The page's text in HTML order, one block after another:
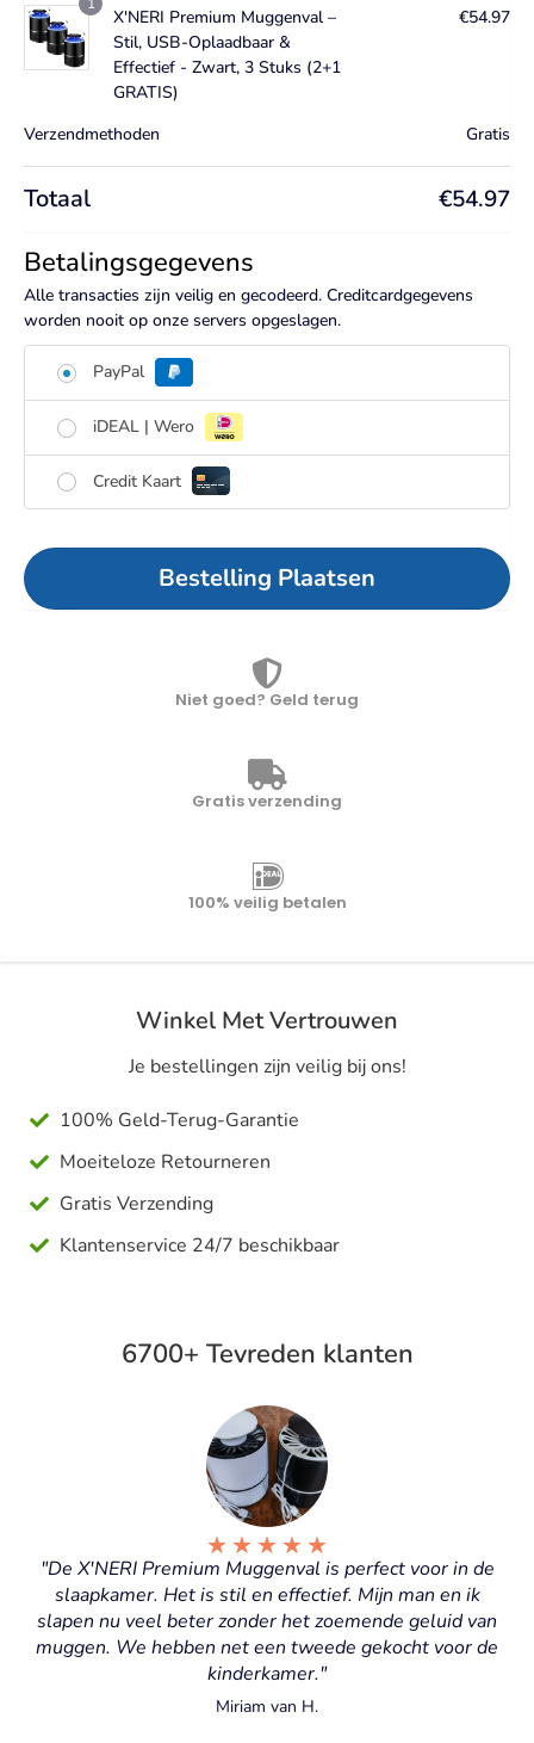
1
X'NERI Premium Muggenval –
Stil, USB-Oplaadbaar &
Effectief - Zwart, 3 Stuks (2+1
GRATIS)
€54.97
Verzendmethoden Gratis
Totaal €54.97
Betalingsgegevens
Alle transacties zijn veilig en gecodeerd. Creditcardgegevens
worden nooit op onze servers opgeslagen.
PayPal
iDEAL | Wero
Credit Kaart
Bestelling Plaatsen
Niet goed? Geld terug
Gratis verzending
100% veilig betalen
Winkel Met Vertrouwen
Je bestellingen zijn veilig bij ons!
100% Geld-Terug-Garantie
Moeiteloze Retourneren
Gratis Verzending
Klantenservice 24/7 beschikbaar
6700+ Tevreden klanten
★ ★ ★ ★ ★
"De X'NERI Premium Muggenval is perfect voor in de
slaapkamer. Het is stil en effectief. Mijn man en ik
slapen nu veel beter zonder het zoemende geluid van
muggen. We hebben net een tweede gekocht voor de
kinderkamer."
Miriam van H.